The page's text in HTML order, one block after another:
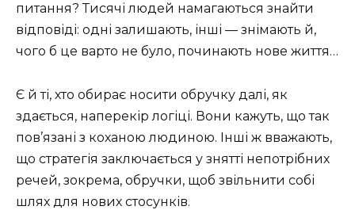
питання? Тисячі людей намагаються знайти
відповіді: одні залишають, інші — знімають й,
чого б це варто не було, починають нове життя…
Є й ті, хто обирає носити обручку далі, як
здається, наперекір логіці. Вони кажуть, що так
пов’язані з коханою людиною. Інші ж вважають,
що стратегія заключається у знятті непотрібних
речей, зокрема, обручки, щоб звільнити собі
шлях для нових стосунків.